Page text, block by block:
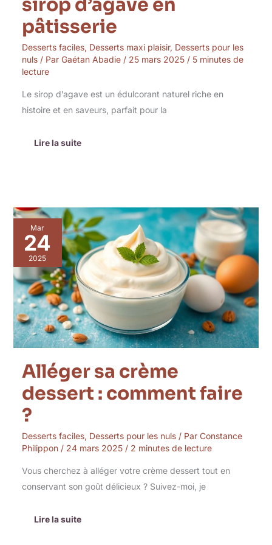
sirop d’agave en
pâtisserie
Desserts faciles, Desserts maxi plaisir, Desserts pour les
nuls/ Par Gaétan Abadie / 25 mars 2025 / 5 minutes de
lecture
Le sirop d’agave est un édulcorant naturel riche en
histoire et en saveurs, parfait pour la
Lire la suite
Mar
24
2025
Alléger sa crème
dessert : comment faire
?
Desserts faciles, Desserts pour les nuls/ Par Constance
Philippon / 24 mars 2025 / 2 minutes de lecture
Vous cherchez à alléger votre crème dessert tout en
conservant son goût délicieux ? Suivez-moi, je
Alléger
sa
crème
dessert
:
comment
faire
?
Lire la suite